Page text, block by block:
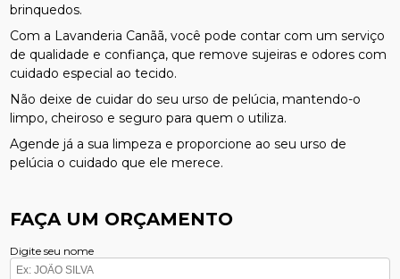
brinquedos.
Com a Lavanderia Canãã, você pode contar com um serviço
de qualidade e confiança, que remove sujeiras e odores com
cuidado especial ao tecido.
Não deixe de cuidar do seu urso de pelúcia, mantendo-o
limpo, cheiroso e seguro para quem o utiliza.
Agende já a sua limpeza e proporcione ao seu urso de
pelúcia o cuidado que ele merece.
FAÇA UM ORÇAMENTO
Digite seu nome